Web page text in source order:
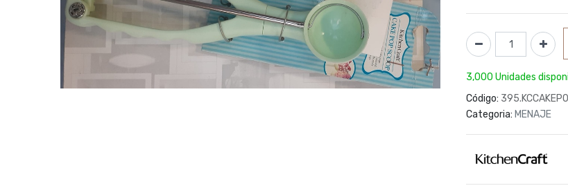
3,000 Unidades
Código:
Categoria: MENAJE